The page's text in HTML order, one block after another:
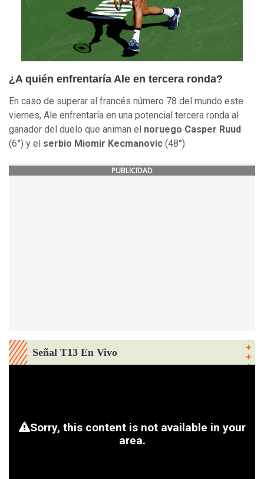
¿A quién enfrentaría Ale en tercera ronda?
En caso de superar al francés número 78 del mundo este
viernes, Ale enfrentaría en una potencial tercera ronda al
ganador del duelo que animan el noruego Casper Ruud
(6°) y el serbio Miomir Kecmanovic (48°).
PUBLICIDAD
Señal T13 En Vivo